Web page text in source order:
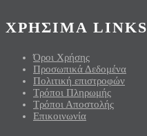
ΧΡΗΣΙΜΑ LINKS
Όροι Χρήσης
Προσωπικά Δεδομένα
Πολιτική επιστροφών
Τρόποι Πληρωμής
Τρόποι Αποστολής
Επικοινωνία